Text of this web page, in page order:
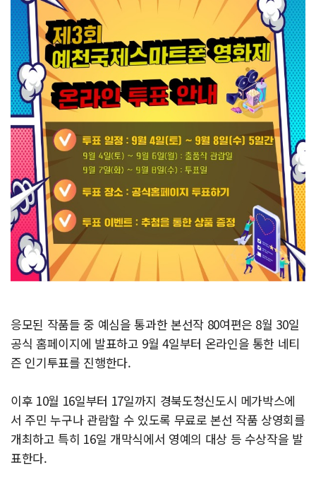
응모된 작품들 중 예심을 통과한 본선작 80여편은 8월 30일
공식 홈페이지에 발표하고 9월 4일부터 온라인을 통한 네티
즌 인기투표를 진행한다.
이후 10월 16일부터 17일까지 경북도청신도시 메가박스에
서 주민 누구나 관람할 수 있도록 무료로 본선 작품 상영회를
개최하고 특히 16일 개막식에서 영예의 대상 등 수상작을 발
표한다.